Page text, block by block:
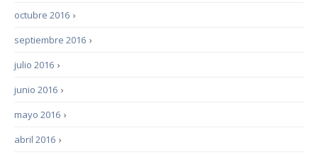
›
octubre 2016
›
septiembre 2016
›
julio 2016
›
junio 2016
›
mayo 2016
›
abril 2016